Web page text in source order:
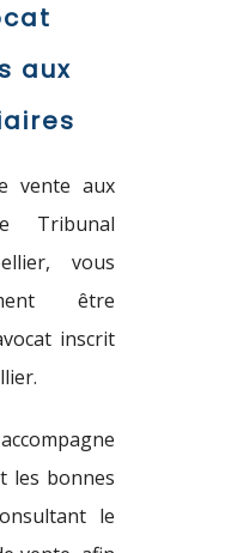
aux
vente aux
Tribunal
vous
être
inscrit
les bonnes
le